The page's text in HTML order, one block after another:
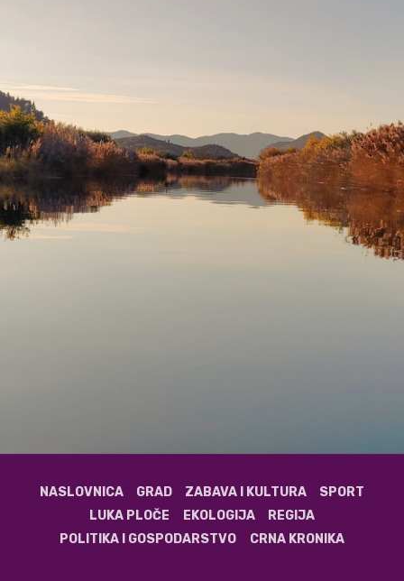
NASLOVNICA GRAD ZABAVA I KULTURA
SPORT
LUKA PLOČE
EKOLOGIJA
REGIJA
POLITIKA I GOSPODARSTVO
CRNA KRONIKA